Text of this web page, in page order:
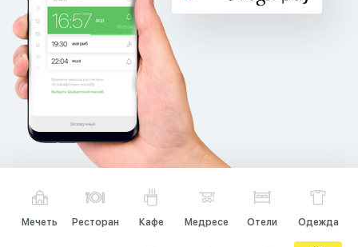
Мечеть Ресторан Кафе Медресе Отели Одежда